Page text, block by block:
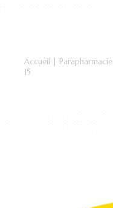
Accueil Parapharmacie
15